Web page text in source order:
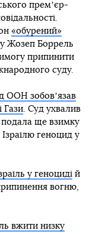
премʼєр-
«обурений»
Жозеп Боррель
припинити
суду.
ООН зобовʼязав
Гази. Суд ухвалив
подала ще взимку
геноцид у
у геноциді й
вогню,
вжити низку